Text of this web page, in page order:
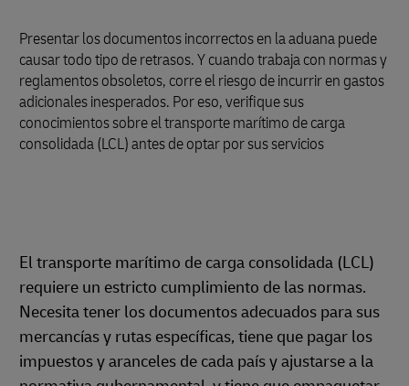
Presentar los documentos incorrectos en la aduana puede
causar todo tipo de retrasos. Y cuando trabaja con normas y
reglamentos obsoletos, corre el riesgo de incurrir en gastos
adicionales inesperados. Por eso, verifique sus
conocimientos sobre el transporte marítimo de carga
consolidada (LCL) antes de optar por sus servicios
El transporte marítimo de carga consolidada (LCL)
requiere un estricto cumplimiento de las normas.
Necesita tener los documentos adecuados para sus
mercancías y rutas específicas, tiene que pagar los
impuestos y aranceles de cada país y ajustarse a la